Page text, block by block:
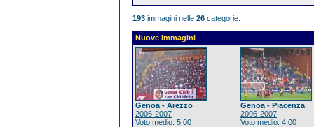
193 immagini nelle 26 categorie.
Nuove Immagini
Genoa - Arezzo
2006-2007
Voto medio: 5.00
Genoa - Piacenza
2006-2007
Voto medio: 4.00